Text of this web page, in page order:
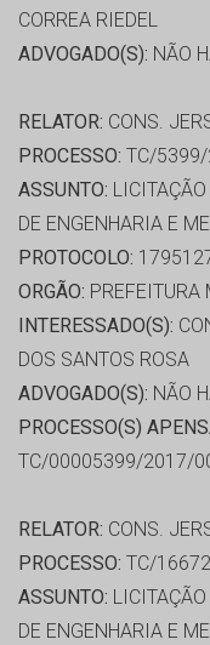
CORREA RIEDEL
ADVOGADO(S): NÃO
RELATOR: CONS.
PROCESSO: TC/
ASSUNTO:
DE ENGENHARIA E
PROTOCOLO:
ORGÃO: PREFEITURA
INTERESSADO(S):
DOS SANTOS ROSA
ADVOGADO(S): NÃO
PROCESSO(S)
TC/00005399/2017/
RELATOR: CONS.
PROCESSO: TC/
ASSUNTO:
DE ENGENHARIA E